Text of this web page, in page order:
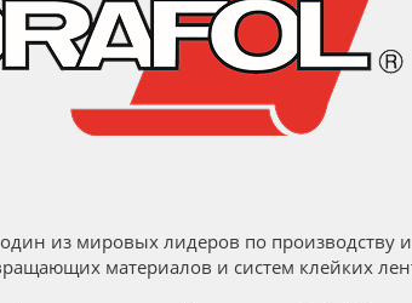
один из мировых лидеров по
материалов и систем клейких